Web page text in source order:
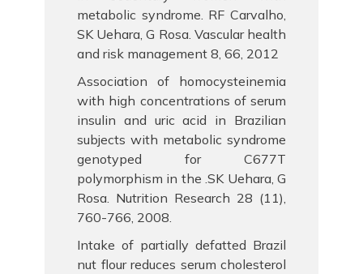
metabolic syndrome. RF Carvalho,
SK Uehara, G Rosa. Vascular health
and risk management 8, 66, 2012
Association of homocysteinemia
with high concentrations of serum
insulin and uric acid in Brazilian
subjects with metabolic syndrome
genotyped for C677T
polymorphism in the .SK Uehara, G
Rosa. Nutrition Research 28 (11),
760-766, 2008.
Intake of partially defatted Brazil
nut flour reduces serum cholesterol